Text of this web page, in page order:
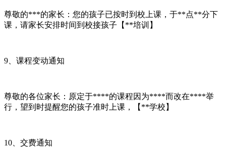
尊敬的***的家长：您的孩子已按时到校上课，于**点**分下
课，请家长安排时间到校接孩子【**培训】
9、课程变动通知
尊敬的各位家长：原定于****的课程因为****而改在****举
行，望到时提醒您的孩子准时上课，【**学校】
10、交费通知